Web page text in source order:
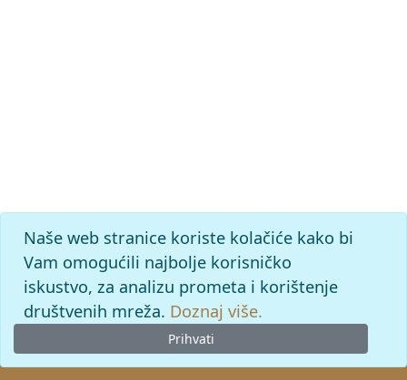
Naše web stranice koriste kolačiće kako bi
Vam omogućili najbolje korisničko
iskustvo, za analizu prometa i korištenje
društvenih mreža. Doznaj više.
Prihvati
© 2026Leksikografski zavodMiroslav Krleža